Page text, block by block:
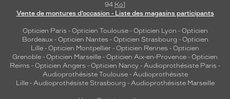
94 Ko]
Vente de montures d’occasion - Liste des magasins participants
Opticien Paris - Opticien Toulouse- Opticien Lyon - Opticien
Bordeaux- Opticien Nantes - Opticien Strasbourg - Opticien
Lille - Opticien Montpellier - Opticien Rennes - Opticien
Grenoble - Opticien Marseille - Opticien Aix-en-Provence - Opticien
Reims - Opticien Angers - Opticien Nancy - Audioprothésiste Paris -
Audioprothésiste Toulouse- Audioprothésiste
Lille- Audioprothésiste Strasbourg - Audioprothésiste Marseille